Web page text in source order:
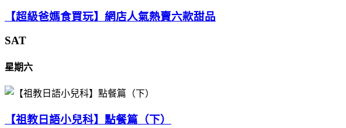
【超級爸媽食買玩】網店人氣熱賣六款甜品
SAT
星期六
【祖教日語小兒科】點餐篇（下）